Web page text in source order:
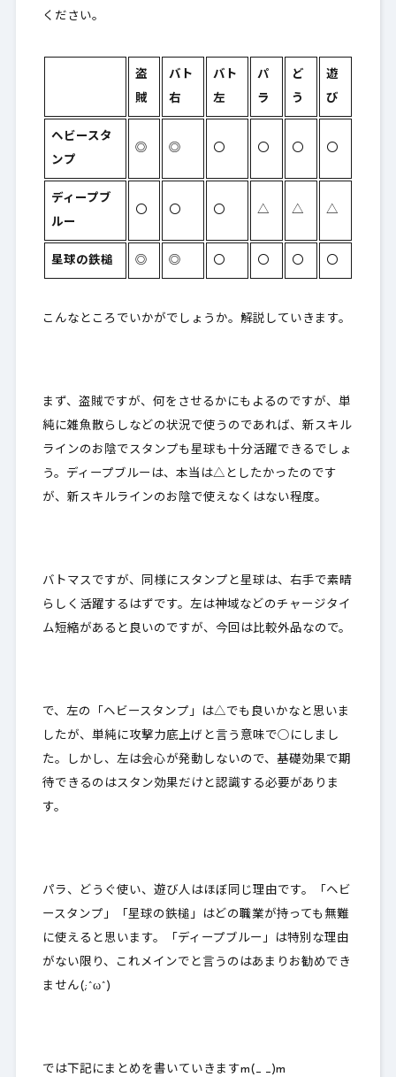
ください。
盗
賊
バト
右
バト
左
パ
ラ
ど
う
遊
び
ヘビースタ
ンプ
◎ ◎ 〇 〇 〇 〇
ディープブ
ルー
〇 〇 〇 △ △ △
星球の鉄槌 ◎ ◎ 〇 〇 〇 〇
こんなところでいかがでしょうか。解説していきます。
まず、盗賊ですが、何をさせるかにもよるのですが、単
純に雑魚散らしなどの状況で使うのであれば、 新スキル
ラインのお陰でスタンプも星球も十分活躍できる でしょ
う。ディープブルーは、本当は△としたかったのです
が、新スキルラインのお陰で使えなくはない程度。
バトマスですが、同様にスタンプと星球は、右手で素晴
らしく活躍するはずです。左は神域などのチャージタイ
ム短縮があると良いのですが、今回は比較外品なので。
で、左の「ヘビースタンプ」は△でも良いかなと思いま
したが、単純に攻撃力底上げと言う意味で○にしまし
た。しかし、 左は会心が発動しないので、基礎効果で期
待できるのはスタン効果だけと認識する必要がありま
す。
パラ、どうぐ使い、遊び人はほぼ同じ理由です。「ヘビ
ースタンプ」「星球の鉄槌」はどの職業が持っても無難
に使えると思います。「ディープブルー」は特別な理由
がない限り、これメインでと言うのはあまりお勧めでき
ません(;^ω^)
では下記にまとめを書いていきますm(_ _)m